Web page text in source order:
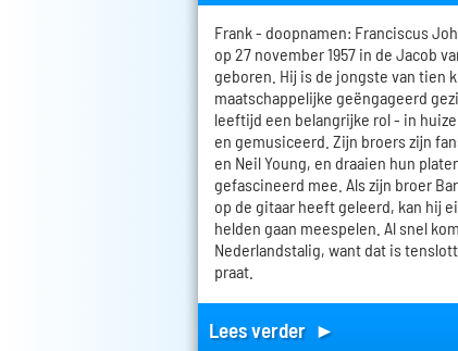
Frank - doopnamen: Franciscus
op 27 november 1957 in de Jacob
geboren. Hij is de jongste van tien
maatschappelijke geëngageerd
leeftijd een belangrijke rol - in
en gemusiceerd. Zijn broers zijn
en Neil Young, en draaien hun
gefascineerd mee. Als zijn broer
op de gitaar heeft geleerd, kan hij
helden gaan meespelen. Al snel
Nederlandstalig, want dat is
praat.
Lees verder ►